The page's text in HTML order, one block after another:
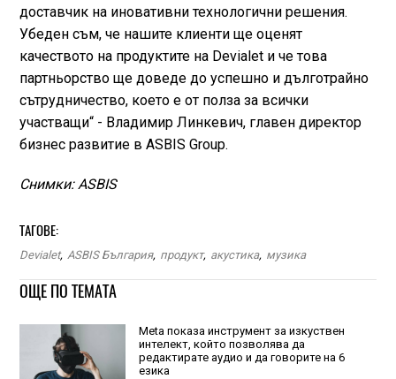
доставчик на иновативни технологични решения.
Убеден съм, че нашите клиенти ще оценят
качеството на продуктите на Devialet и че това
партньорство ще доведе до успешно и дълготрайно
сътрудничество, което е от полза за всички
участващи“ - Владимир Линкевич, главен директор
бизнес развитие в ASBIS Group.
Снимки: ASBIS
ТАГОВЕ:
Devialet, ASBIS България, продукт, акустика, музика
ОЩЕ ПО ТЕМАТА
Meta показа инструмент за изкуствен
интелект, който позволява да
редактирате аудио и да говорите на 6
езика